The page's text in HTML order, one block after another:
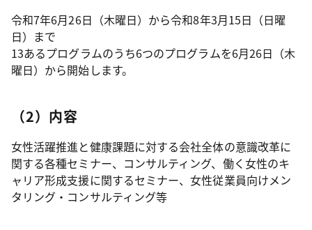
令和7年6月26日（木曜日）から令和8年3月15日（日曜
日）まで
13あるプログラムのうち6つのプログラムを6月26日（木
曜日）から開始します。
（2）内容
女性活躍推進と健康課題に対する会社全体の意識改革に
関する各種セミナー、コンサルティング、働く女性のキ
ャリア形成支援に関するセミナー、女性従業員向けメン
タリング・コンサルティング等